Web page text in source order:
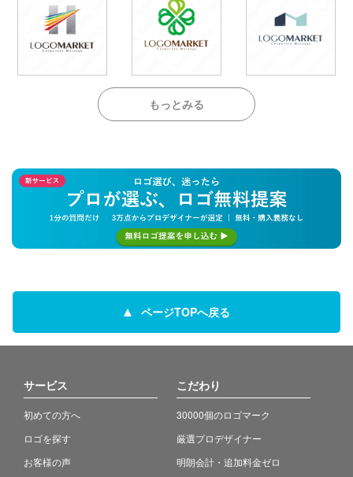
もっとみる
ページTOPへ戻る
サービス
初めての方へ
ロゴを探す
お客様の声
こだわり
30000個のロゴマーク
厳選プロデザイナー
明朗会計・追加料金ゼロ